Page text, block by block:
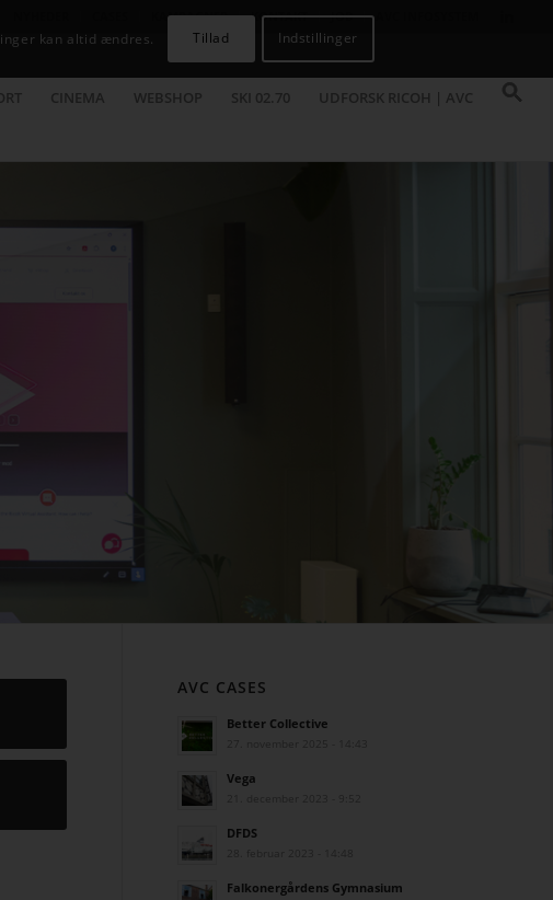
KAMPAGNER KONTAKT JOB
CINEMA WEBSHOP SKI 02.70 UDFORSK RICOH | AVC
AVC CASES
Better Collective
Vega
DFDS
Falkonergårdens Gymnasium
kan altid ændres. Tillad Indstillinger